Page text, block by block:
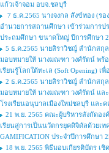
แก้วเจ้าจอม อบจ.ชลบุรี
7 ธ.ค.2565 นางจงกล สังข์ทอง (ร
อำนวยการสถานศึกษา เข้าร่วมการ
ประถมศึกษา ขนาดใหญ่ ปีการศึกษา
5 ธ.ค.2565 นายสิราวิชญ์ สำนักสกุ
มอบหมายให้ นางมณฑา วงศ์รัตน์ พร้
เรียนรู้โลกใต้ทะเล (Soft Opening)
2 ธ.ค.2565 นายสิราวิชญ์ สำนักสกุ
มอบหมายให้ นางมณฑา วงศ์รัตน์ แล
โรงเรียนอนุบาลเมืองใหม่ชลบุรี และ
21 พ.ย. 2565 คณะผู้บริหารสังกัดอง
เรียนสู่การเป็นนวัตกรยุคดิจิดัลด้วยเ
GAMIFICATION ประจำปีการศึกษา
18 พ.ย. 2565 พิธีมอบเกียรติบัตร เ